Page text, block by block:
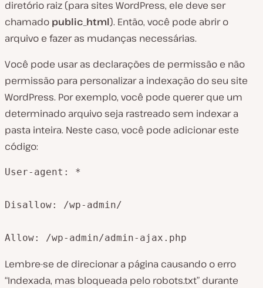
diretório raiz (para sites WordPress, ele deve ser
chamado public_html). Então, você pode abrir o
arquivo e fazer as mudanças necessárias.
Você pode usar as declarações de permissão e não
permissão para personalizar a indexação do seu site
WordPress. Por exemplo, você pode querer que um
determinado arquivo seja rastreado sem indexar a
pasta inteira. Neste caso, você pode adicionar este
código:
User-agent: *
Disallow: /wp-admin/
Allow: /wp-admin/admin-ajax.php
Lembre-se de direcionar a página causando o erro
“Indexada, mas bloqueada pelo robots.txt” durante